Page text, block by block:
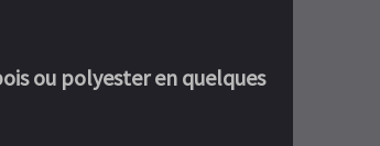
ou polyester en quelques